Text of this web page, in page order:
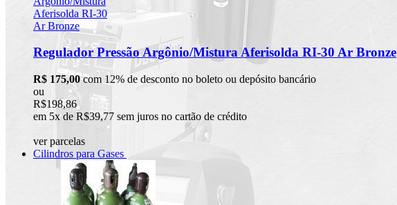
Regulador Pressão Argônio/Mistura Aferisolda RI-30 Ar Bronze
R$ 175,00com 12% de desconto no boleto ou depósito bancário
ou
R$198,86
em 5x de R$39,77 sem juros no cartão de crédito
ver parcelas
Cilindros para Gases